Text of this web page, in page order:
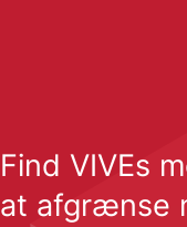
Find VIVEs
at afgrænse